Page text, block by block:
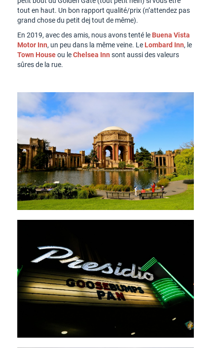
tout en haut. Un bon rapport qualité/prix (n’attendez pas
grand chose du petit dej tout de même).
En 2019, avec des amis, nous avons tenté le Buena Vista
Motor Inn, un peu dans la même veine. Le Lombard Inn, le
Town Houseou leChelsea Inn sont aussi des valeurs
sûres de la rue.